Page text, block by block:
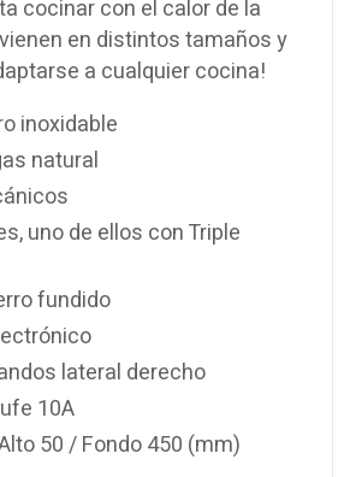
cocinar con el calor de la
en distintos tamaños y
a cualquier cocina!
inoxidable
natural
uno de ellos con Triple
fundido
lateral derecho
10A
50 / Fondo 450 (mm)